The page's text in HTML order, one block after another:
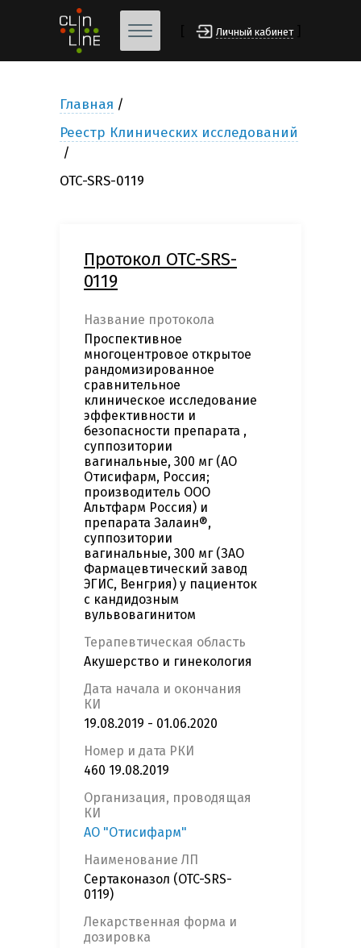
Личный кабинет
Главная
Реестр Клинических исследований
OTC-SRS-0119
Протокол OTC-SRS-
0119
Название протокола
Проспективное
многоцентровое открытое
рандомизированное
сравнительное
клиническое исследование
эффективности и
безопасности препарата ,
суппозитории
вагинальные, 300 мг (АО
Отисифарм, Россия;
производитель ООО
Альтфарм Россия) и
препарата Залаин®,
суппозитории
вагинальные, 300 мг (ЗАО
Фармацевтический завод
ЭГИС, Венгрия) у пациенток
с кандидозным
вульвовагинитом
Терапевтическая область
Акушерство и гинекология
Дата начала и окончания
КИ
19.08.2019 - 01.06.2020
Номер и дата РКИ
460 19.08.2019
Организация, проводящая
КИ
АО "Отисифарм"
Наименование ЛП
Сертаконазол (OTC-SRS-
0119)
Лекарственная форма и
дозировка